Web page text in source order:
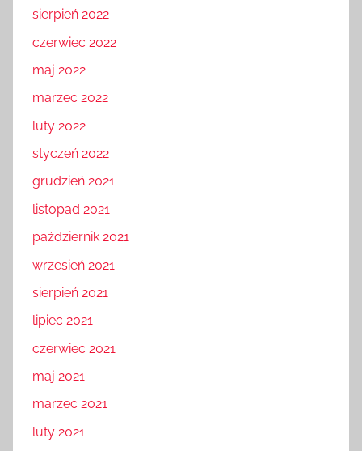
sierpień 2022
czerwiec 2022
maj 2022
marzec 2022
luty 2022
styczeń 2022
grudzień 2021
listopad 2021
październik 2021
wrzesień 2021
sierpień 2021
lipiec 2021
czerwiec 2021
maj 2021
marzec 2021
luty 2021